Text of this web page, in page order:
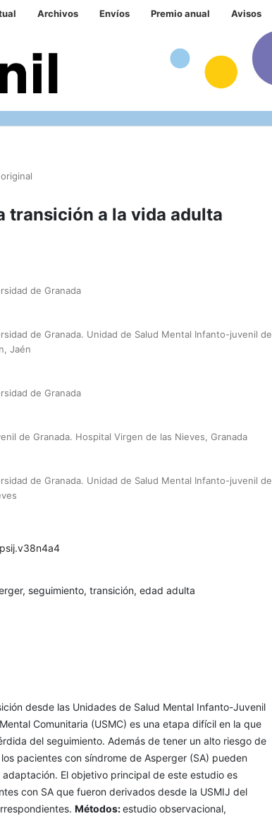
Archivos Envíos Premio anual Avisos
transición a la vida adulta
de Granada
de Granada. Unidad de Salud Mental Infanto-juvenil de
Jaén
de Granada
de Granada. Hospital Virgen de las Nieves, Granada
de Granada. Unidad de Salud Mental Infanto-juvenil de
seguimiento, transición, edad adulta
desde las Unidades de Salud Mental Infanto-Juvenil
Comunitaria (USMC) es una etapa difícil en la que
del seguimiento. Además de tener un alto riesgo de
pacientes con síndrome de Asperger (SA) pueden
El objetivo principal de este estudio es
con SA que fueron derivados desde la USMIJ del
Métodos:estudio observacional,